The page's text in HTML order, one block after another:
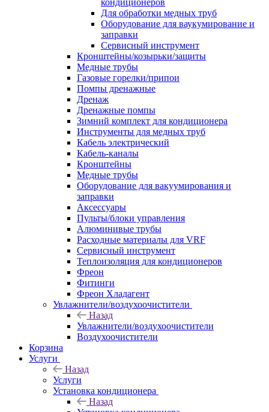
кондиционеров
Для обработки медных труб
Оборудование для ваукумирование и
заправки
Сервисный инструмент
Кронштейны/козырьки/защиты
Медные трубы
Газовые горелки/припои
Помпы дренажные
Дренаж
Дренажные помпы
Зимний комплект для кондиционера
Инструменты для медных труб
Кабель электрический
Кабель-каналы
Кронштейны
Медные трубы
Оборудование для вакуумирования и
заправки
Аксессуары
Пульты/блоки управления
Алюминивые трубы
Расходные материалы для VRF
Сервисный инструмент
Теплоизоляция для кондиционеров
Фреон
Фитинги
Фреон Хладагент
Увлажнители/воздухоочистители
Назад
Увлажнители/воздухоочистители
Воздухоочистители
Корзина
Услуги
Назад
Услуги
Установка кондиционера
Назад